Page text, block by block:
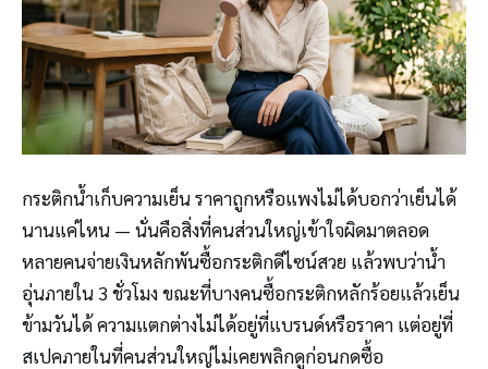
กระติกน้ำเก็บความเย็น ราคาถูกหรือแพงไม่ได้บอกว่าเย็นได้
นานแค่ไหน — นั่นคือสิ่งที่คนส่วนใหญ่เข้าใจผิดมาตลอด
หลายคนจ่ายเงินหลักพันซื้อกระติกดีไซน์สวย แล้วพบว่าน้ำ
อุ่นภายใน 3 ชั่วโมง ขณะที่บางคนซื้อกระติกหลักร้อยแล้วเย็น
ข้ามวันได้ ความแตกต่างไม่ได้อยู่ที่แบรนด์หรือราคา แต่อยู่ที่
สเปคภายในที่คนส่วนใหญ่ไม่เคยพลิกดูก่อนกดซื้อ